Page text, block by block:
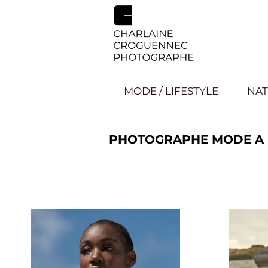
MODE / LIFESTYLE
PHOTOGRAPHE MODE